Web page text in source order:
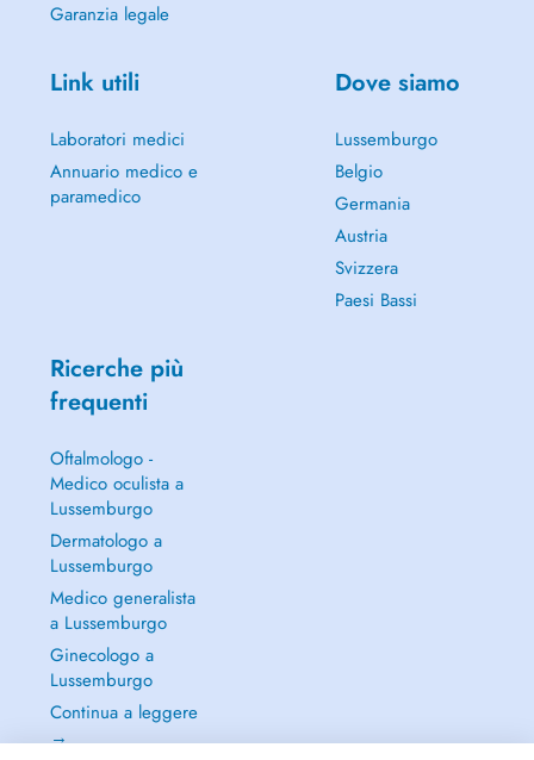
Garanzia legale
Link utili
Laboratori medici
Annuario medico e
paramedico
Dove siamo
Lussemburgo
Belgio
Germania
Austria
Svizzera
Paesi Bassi
Ricerche più
frequenti
Oftalmologo -
Medico oculista a
Lussemburgo
Dermatologo a
Lussemburgo
Medico generalista
a Lussemburgo
Ginecologo a
Lussemburgo
Continua a leggere
→